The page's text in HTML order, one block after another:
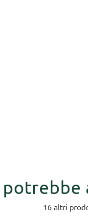
potrebbe
16 altri